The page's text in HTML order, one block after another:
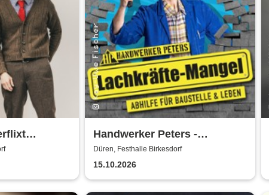
Handwerker Peters -
Lachkräfte-Mangel | Abhilfe
für Baustelle & Leben
Düren, Festhalle Birkesdorf
15.10.2026